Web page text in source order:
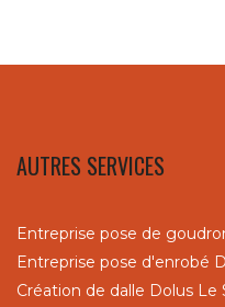
AUTRES SERVICES
Entreprise pose de
Entreprise pose d'enrobé
Création de dalle Dolus Le